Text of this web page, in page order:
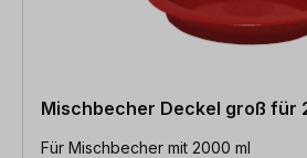
Mischbecher Deckel groß für
Für Mischbecher mit 2000 ml